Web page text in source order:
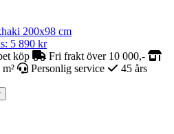
200x98 cm
5 890 kr
köp
Fri frakt över 10 000,-
Personlig service
45 års